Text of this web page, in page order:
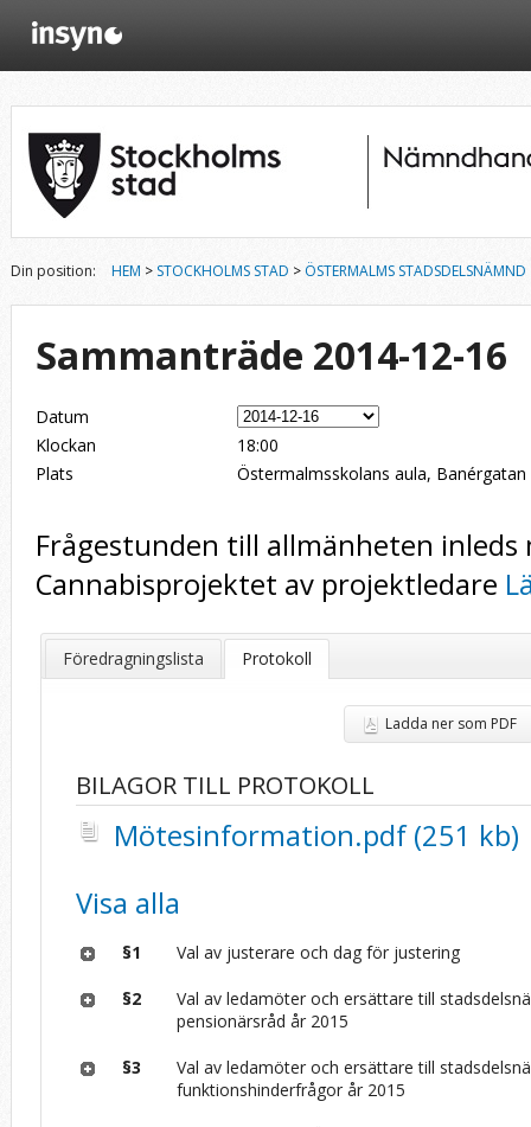
Din position: HEM > STOCKHOLMS STAD >ÖSTERMALMS STADSDELSNÄMND
Sammanträde 2014-12-16
Datum
Klockan
18:00
Plats
Östermalmsskolans aula, Banérgatan
Frågestunden till allmänheten
Cannabisprojektet av projektledare
Föredragningslista Protokoll
Ladda ner som PDF
BILAGOR TILL PROTOKOLL
Mötesinformation.pdf (251 kb)
Visa alla
§1 Val av justerare och dag för justering
§2
Val av ledamöter och ersättare till
pensionärsråd år 2015
§3
Val av ledamöter och ersättare till
funktionshinderfrågor år 2015